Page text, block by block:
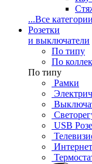
...Все категории
Розетки
и выключатели
По типу
По
По типу
Рамки
USB